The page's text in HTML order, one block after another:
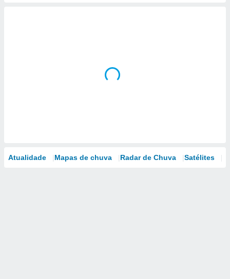
Atualidade Mapas de chuva Radar de Chuva Satélites